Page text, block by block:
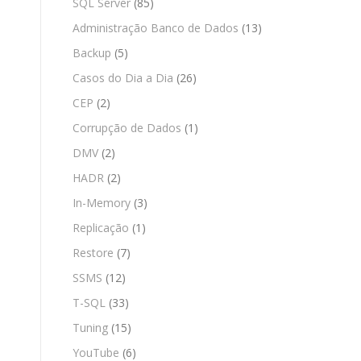
Administração Banco de Dados (13)
Backup (5)
Casos do Dia a Dia (26)
CEP (2)
Corrupção de Dados (1)
DMV (2)
HADR (2)
In-Memory (3)
Replicação (1)
Restore (7)
SSMS (12)
T-SQL (33)
Tuning (15)
YouTube (6)